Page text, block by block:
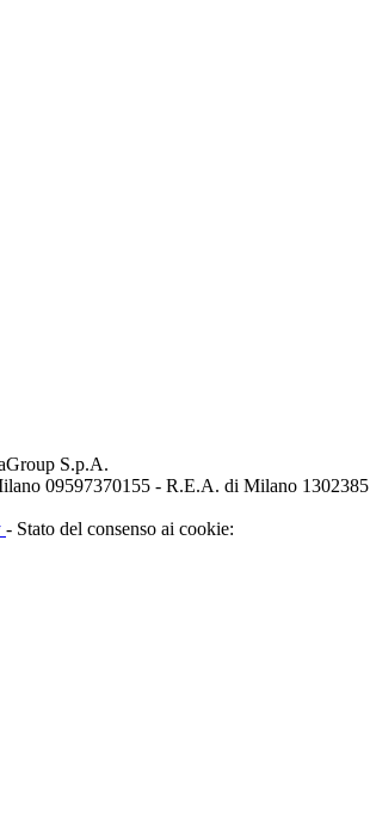
S.p.A.
09597370155 - R.E.A. di Milano 1302385
- Stato del consenso ai cookie: